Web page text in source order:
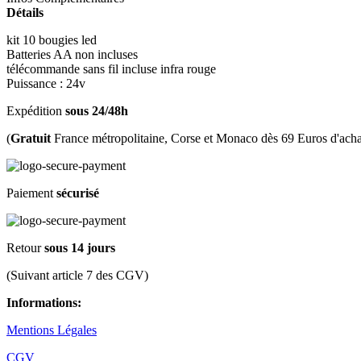
Détails
kit 10 bougies led
Batteries AA non incluses
télécommande sans fil incluse infra rouge
Puissance : 24v
Expédition sous 24/48h
(Gratuit France métropolitaine, Corse et Monaco dès 69 Euros
Paiement sécurisé
Retoursous 14 jours
(Suivant article 7 des CGV)
Informations:
Mentions Légales
CGV